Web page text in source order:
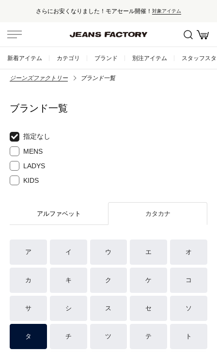
さらにお安くなりました！モアセール開催！ 対象アイテム
新着アイテム カテゴリ ブランド 別注アイテム スタッフス
ジーンズファクトリー ブランド一覧
ブランド一覧
指定なし
MENS
LADYS
KIDS
アルファベット カタカナ
ア イ ウ エ オ
カ キ ク ケ コ
サ シ ス セ ソ
タ チ ツ テ ト